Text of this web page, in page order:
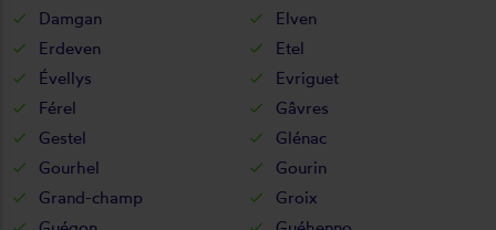
Damgan
Elven
Erdeven
Etel
Évellys
Evriguet
Férel
Gâvres
Gestel
Glénac
Gourhel
Gourin
Grand-champ
Groix